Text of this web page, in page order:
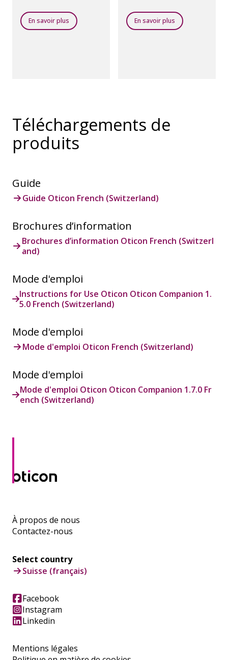
temps réel par un appel
vidéo en direct.
En savoir plus
et ConnectClip
En savoir plus
Téléchargements de
produits
Guide
Guide Oticon French (Switzerland)
Brochures d’information
Brochures d’information Oticon French (Switzerl
and)
Mode d'emploi
Instructions for Use Oticon Oticon Companion 1.
5.0 French (Switzerland)
Mode d'emploi
Mode d'emploi Oticon French (Switzerland)
Mode d'emploi
Mode d'emploi Oticon Oticon Companion 1.7.0 Fr
ench (Switzerland)
À propos de nous
Contactez-nous
Mentions légales
Select country
Suisse (français)
Facebook
Instagram
Linkedin